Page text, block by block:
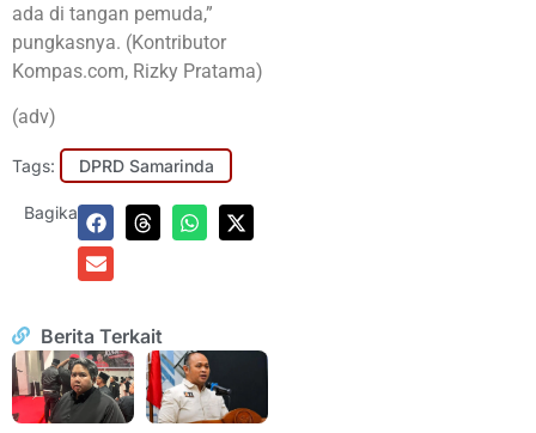
ada di tangan pemuda,”
pungkasnya. (Kontributor
Kompas.com, Rizky Pratama)
(adv)
Tags: DPRD Samarinda
Bagikan:
Berita Terkait